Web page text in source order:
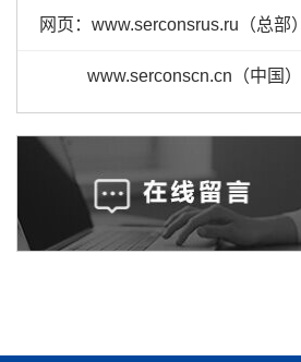
网页：www.serconsrus.ru（总部）
www.serconscn.cn（中国）